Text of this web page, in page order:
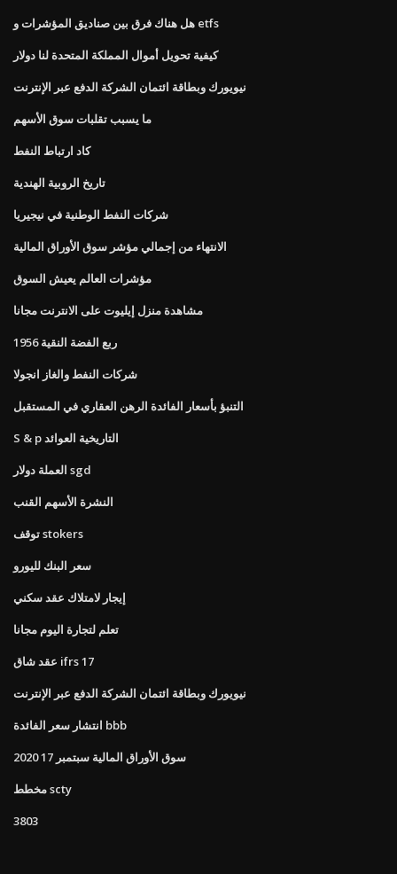
هل هناك فرق بين صناديق المؤشرات و etfs
كيفية تحويل أموال المملكة المتحدة لنا دولار
نيويورك وبطاقة ائتمان الشركة الدفع عبر الإنترنت
ما يسبب تقلبات سوق الأسهم
كاد ارتباط النفط
تاريخ الروبية الهندية
شركات النفط الوطنية في نيجيريا
الانتهاء من إجمالي مؤشر سوق الأوراق المالية
مؤشرات العالم يعيش السوق
مشاهدة منزل إيليوت على الانترنت مجانا
1956 ربع الفضة النقية
شركات النفط والغاز انجولا
التنبؤ بأسعار الفائدة الرهن العقاري في المستقبل
S & p التاريخية العوائد
العملة دولار sgd
النشرة الأسهم القنب
توقف stokers
سعر البنك لليورو
إيجار لامتلاك عقد سكني
تعلم لتجارة اليوم مجانا
عقد شاق ifrs 17
نيويورك وبطاقة ائتمان الشركة الدفع عبر الإنترنت
انتشار سعر الفائدة bbb
سوق الأوراق المالية سبتمبر 17 2020
مخطط scty
3803